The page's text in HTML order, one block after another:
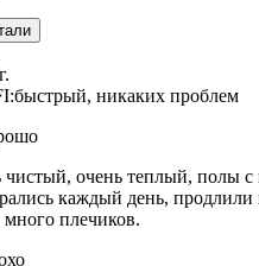
быстрый, никаких проблем
очень теплый, полы с
каждый день, продлили
плечиков.